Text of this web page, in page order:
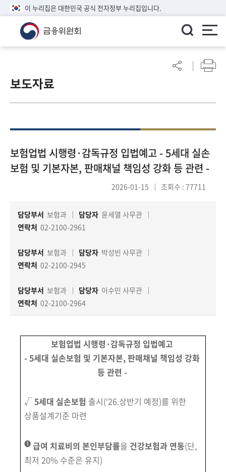
이 누리집은 대한민국 공식 전자정부 누리집입니다.
린
이알
참
여
마
책
공
개
보도자료
보험업법 시행령·감독규정 입법예고 - 5세대 실손
보험 및 기본자본, 판매채널 책임성 강화 등 관련 -
2026-01-15 조회수 : 77711
담당부서 보험과 담당자 윤세열 사무관
연락처 02-2100-2961
담당부서 보험과 담당자 박성빈 사무관
연락처 02-2100-2945
담당부서 보험과 담당자 이수민 사무관
연락처 02-2100-2964
보험업법 시행령·감독규정 입법예고
- 5세대 실손보험 및 기본자본, 판매채널 책임성 강화
등 관련 -
√5세대 실손보험 출시(‘26.상반기 예정)를 위한
상품설계기준 마련
➊급여 치료비의 본인부담률을 건강보험과 연동(단,
최저 20% 수준은 유지)